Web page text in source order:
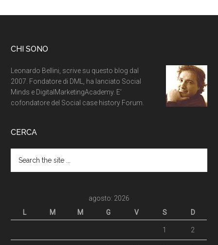
CHI SONO
Leonardo Bellini, scrive su questo blog dal
2007. Fondatore di DML, ha lanciato Social
Minds e DigitalMarketingAcademy. E'
cofondatore del Social case history Forum.
CERCA
agosto: 2026
L
M M G V S D
1 2